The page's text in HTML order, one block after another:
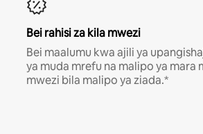
Bei rahisi za kila mwezi
Bei maalumu kwa ajili ya
ya muda mrefu na malipo ya mara
mwezi bila malipo ya ziada.*